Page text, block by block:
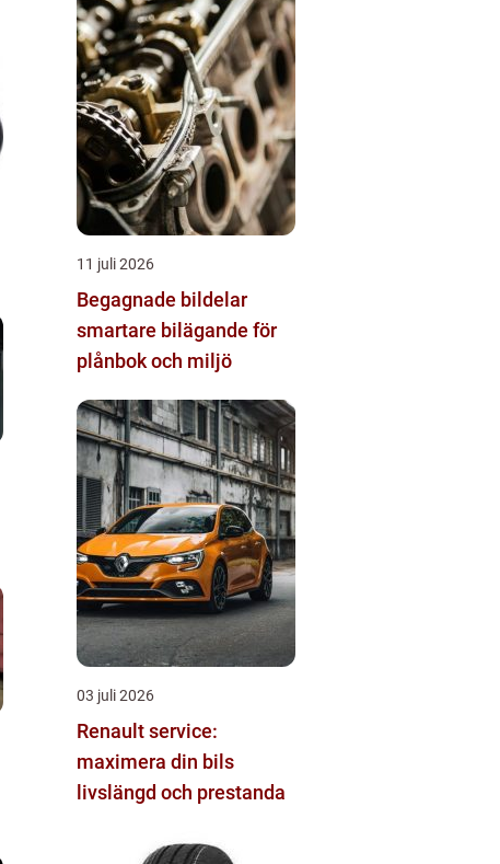
11 juli 2026
Begagnade bildelar
smartare bilägande för
plånbok och miljö
03 juli 2026
Renault service:
maximera din bils
livslängd och prestanda